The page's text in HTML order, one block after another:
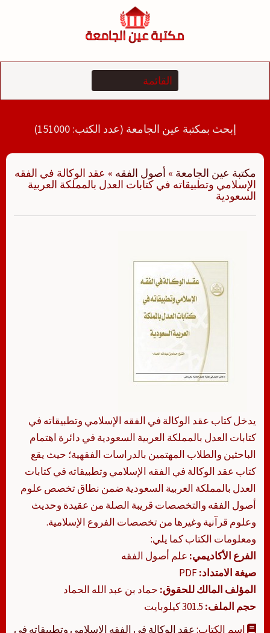
إبحث بمكتبة عين الجامعة (عدد الكتب: 151000)
مكتبة عين الجامعة » أصول الفقه » عقد الوكالة في الفقه
الإسلامي وتطبيقاته في كتابات العدل بالمملكة العربية
السعودية
يدخل كتاب عقد الوكالة في الفقه الإسلامي وتطبيقاته في
كتابات العدل بالمملكة العربية السعودية في دائرة اهتمام
الباحثين والطلاب المهتمين بالدراسات الفقهية؛ حيث يقع
كتاب عقد الوكالة في الفقه الإسلامي وتطبيقاته في كتابات
العدل بالمملكة العربية السعودية ضمن نطاق تخصص علوم
أصول الفقه والتخصصات قريبة الصلة من عقيدة وحديث
وعلوم قرآنية وغيرها من تخصصات الفروع الإسلامية.
ومعلومات الكتاب كما يلي:
الفرع الأكاديمي: علم أصول الفقه
صيغة الامتداد:
المؤلف المالك للحقوق: حماد بن عبد الله الحماد
حجم الملف:
اسم الكتاب:عقد الوكالة في الفقه الإسلامي وتطبيقاته في